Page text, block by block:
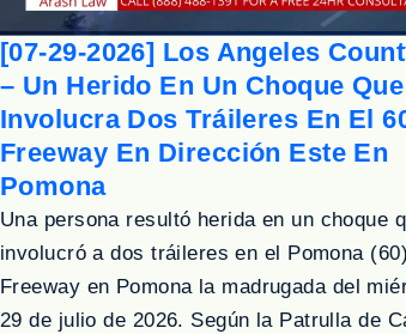
[07-29-2026] Los Angeles
– Un Herido En Un Choque Que
Involucra Dos Tráileres En El
Freeway En Dirección Este En
Pomona
Una persona resultó herida en un choque
involucró a dos tráileres en el Pomona (60)
Freeway en Pomona la madrugada del
29 de julio de 2026. Según la Patrulla de